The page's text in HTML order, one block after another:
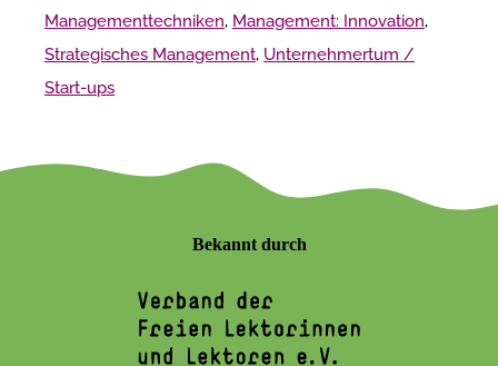
Managementtechniken, Management: Innovation,
Strategisches Management, Unternehmertum /
Start-ups
Bekannt durch